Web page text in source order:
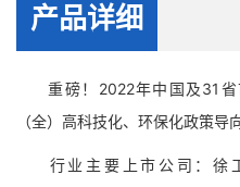
产品详细
重磅！2022年中国及31省
（全）高科技化、环保化政策导
行业主要上市公司：徐